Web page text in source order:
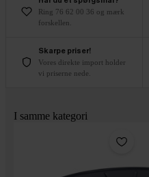
Ring 76 62 00 36 og mærk
forskellen.
Skarpe priser!
Vores direkte import holder
vi priserne nede.
I samme kategori